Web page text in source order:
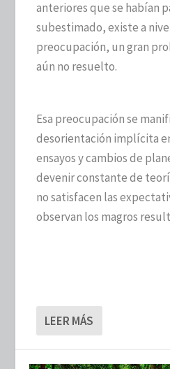
anteriores que se habían
subestimado, existe a
preocupación, un gran
aún no resuelto.
Esa preocupación se
desorientación implícita
ensayos y cambios de
devenir constante de
no satisfacen las
observan los magros
LEER MÁS